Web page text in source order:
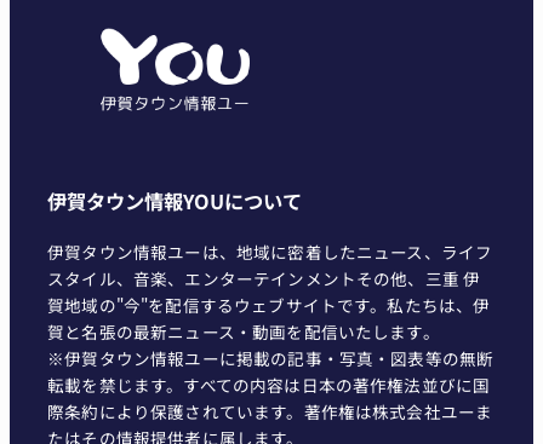
伊賀タウン情報YOUについて
伊賀タウン情報ユーは、地域に密着したニュース、ライフ
スタイル、音楽、エンターテインメントその他、三重 伊
賀地域の"今"を配信するウェブサイトです。私たちは、伊
賀と名張の最新ニュース・動画を配信いたします。
※伊賀タウン情報ユーに掲載の記事・写真・図表等の無断
転載を禁じます。すべての内容は日本の著作権法並びに国
際条約により保護されています。著作権は株式会社ユーま
たはその情報提供者に属します。